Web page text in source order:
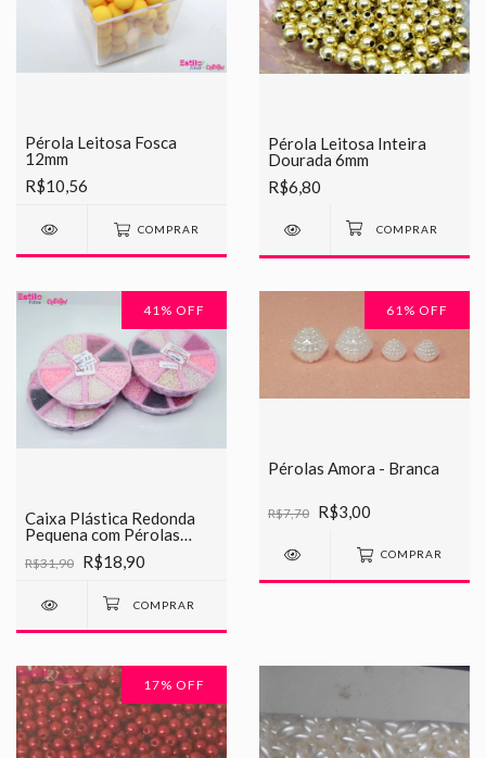
Pérola Leitosa Fosca
12mm
R$10,56
COMPRAR
Pérola Leitosa Inteira
Dourada 6mm
R$6,80
41 % OFF
Caixa Plástica Redonda
Pequena com Pérolas
R$31,90 R$18,90
61 % OFF
Pérolas Amora - Branca
R$7,70 R$3,00
COMPRAR
17% OFF